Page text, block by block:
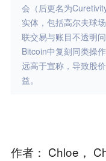
会（后更名为
实体，包括高尔夫球
联交易与账目不透明
Bitcoin中复刻同类操
远高于宣称，导致股
益。
作者： Chloe，